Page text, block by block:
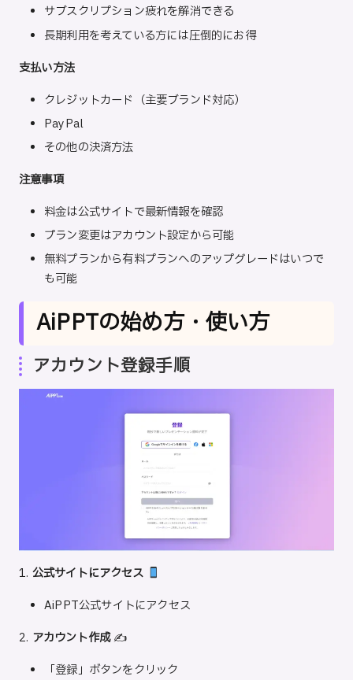
サブスクリプション疲れを解消できる
長期利用を考えている方には圧倒的にお得
支払い方法
クレジットカード（主要ブランド対応）
PayPal
その他の決済方法
注意事項
料金は公式サイトで最新情報を確認
プラン変更はアカウント設定から可能
無料プランから有料プランへのアップグレードはいつで
も可能
AiPPTの始め方・使い方
アカウント登録手順
1. 公式サイトにアクセス
AiPPT公式サイトにアクセス
2. アカウント作成✍️
「登録」ボタンをクリック